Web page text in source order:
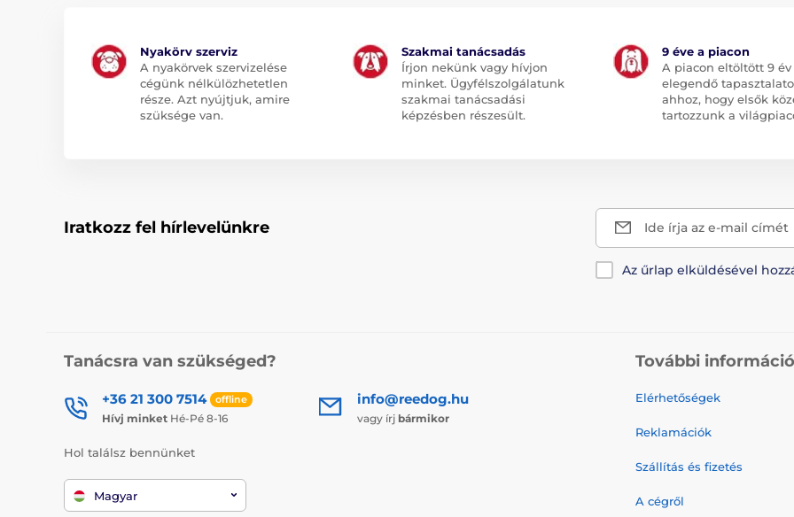
Nyakörv szerviz
A nyakörvek szervizelése
cégünk nélkülözhetetlen
része. Azt nyújtjuk, amire
szüksége van.
Szakmai tanácsadás
Írjon nekünk vagy hívjon
minket. Ügyfélszolgálatunk
szakmai tanácsadási
képzésben részesült.
9 éve a piacon
A piacon eltöltött 9 év
elegendő
ahhoz, hogy elsők
tartozzunk a
Iratkozz fel hírlevelünkre Ide írja az e-mail címét
Az űrlap elküldésével
Tanácsra van szükséged?
+36 21 300 7514 offline
Hívj minket Hé-Pé 8-16
info@reedog.hu
vagy írj bármikor
Hol találsz bennünket
Magyar
További
Elérhetőségek
Reklamációk
Szállítás és fizetés
A cégről